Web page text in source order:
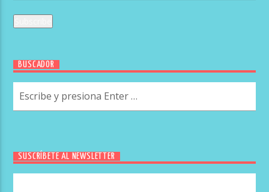
BUSCADOR
SUSCRÍBETE AL NEWSLETTER